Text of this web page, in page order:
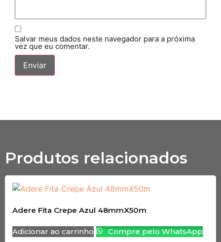
Salvar meus dados neste navegador para a próxima
vez que eu comentar.
Produtos relacionados
Adere Fita Crepe Azul 48mmX50m
Adicionar ao carrinho Compre pelo WhatsApp